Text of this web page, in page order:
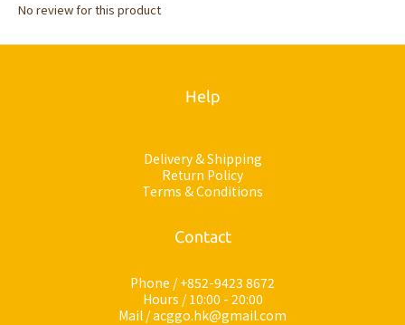
No review for this product
Help
Delivery & Shipping
Return Policy
Terms & Conditions
Contact
Phone / +852-9423 8672
Hours / 10:00 - 20:00
Mail / acggo.hk@gmail.com